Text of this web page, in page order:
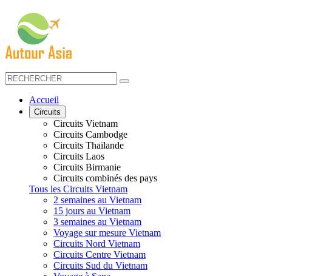
Accueil
Circuits
Circuits Vietnam
Circuits Cambodge
Circuits Thaïlande
Circuits Laos
Circuits Birmanie
Circuits combinés des pays
Tous les Circuits Vietnam
2 semaines au Vietnam
15 jours au Vietnam
3 semaines au Vietnam
Voyage sur mesure Vietnam
Circuits Nord Vietnam
Circuits Centre Vietnam
Circuits Sud du Vietnam